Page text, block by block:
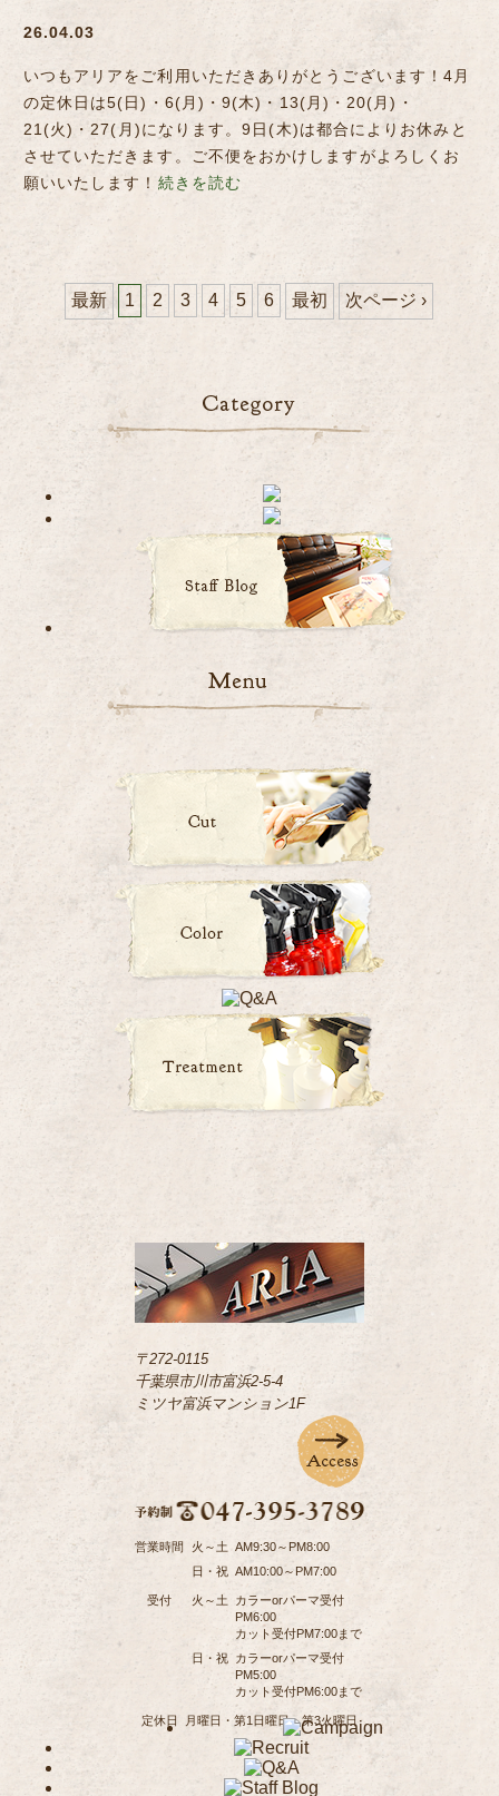
26.04.03
いつもアリアをご利用いただきありがとうございます！4月
の定休日は5(日)・6(月)・9(木)・13(月)・20(月)・
21(火)・27(月)になります。9日(木)は都合によりお休みと
させていただきます。ご不便をおかけしますがよろしくお
願いいたします！ 続きを読む
最新 1 2 3 4 5 6 最初 次ページ ›
〒272-0115
千葉県市川市富浜2-5-4
ミツヤ富浜マンション1F
営業時間 火～土 AM9:30～PM8:00
日・祝 AM10:00～PM7:00
受付 火～土
カラーorパーマ受付
PM6:00
カット受付PM7:00まで
日・祝
カラーorパーマ受付
PM5:00
カット受付PM6:00まで
定休日 月曜日・第1日曜日・第3火曜日